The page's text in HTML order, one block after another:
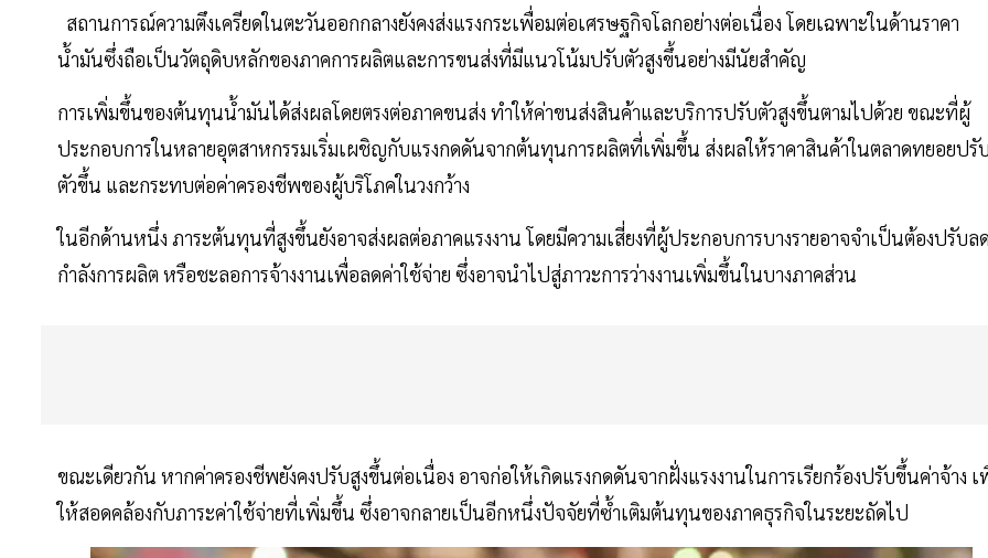
สถานการณ์ความตึงเครียดในตะวันออกกลางยังคงส่งแรงกระเพื่อมต่อเศรษฐกิจโลกอย่างต่อเนื่อง โดยเฉพาะในด้านราคา
น้ำมันซึ่งถือเป็นวัตถุดิบหลักของภาคการผลิตและการขนส่งที่มีแนวโน้มปรับตัวสูงขึ้นอย่างมีนัยสำคัญ
การเพิ่มขึ้นของต้นทุนน้ำมันได้ส่งผลโดยตรงต่อภาคขนส่ง ทำให้ค่าขนส่งสินค้าและบริการปรับตัวสูงขึ้นตามไปด้วย ขณะที่ผู้
ประกอบการในหลายอุตสาหกรรมเริ่มเผชิญกับแรงกดดันจากต้นทุนการผลิตที่เพิ่มขึ้น ส่งผลให้ราคาสินค้าในตลาดทยอยปรั
ตัวขึ้น และกระทบต่อค่าครองชีพของผู้บริโภคในวงกว้าง
ในอีกด้านหนึ่ง ภาระต้นทุนที่สูงขึ้นยังอาจส่งผลต่อภาคแรงงาน โดยมีความเสี่ยงที่ผู้ประกอบการบางรายอาจจำเป็นต้องปรับล
กำลังการผลิต หรือชะลอการจ้างงานเพื่อลดค่าใช้จ่าย ซึ่งอาจนำไปสู่ภาวะการว่างงานเพิ่มขึ้นในบางภาคส่วน
ขณะเดียวกัน หากค่าครองชีพยังคงปรับสูงขึ้นต่อเนื่อง อาจก่อให้เกิดแรงกดดันจากฝั่งแรงงานในการเรียกร้องปรับขึ้นค่าจ้าง
ให้สอดคล้องกับภาระค่าใช้จ่ายที่เพิ่มขึ้น ซึ่งอาจกลายเป็นอีกหนึ่งปัจจัยที่ซ้ำเติมต้นทุนของภาคธุรกิจในระยะถัดไป